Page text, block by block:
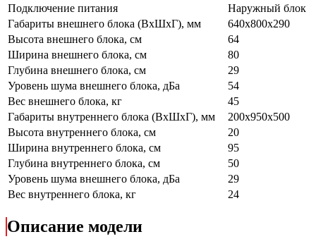
Подключение питания
Наружный блок
Габариты внешнего блока (ВхШхГ), мм
640x800x290
Высота внешнего блока, см
64
Ширина внешнего блока, см
80
Глубина внешнего блока, см
29
Уровень шума внешнего блока, дБа
54
Вес внешнего блока, кг
45
Габариты внутреннего блока (ВхШхГ), мм
200x950x500
Высота внутреннего блока, см
20
Ширина внутреннего блока, см
95
Глубина внутреннего блока, см
50
Уровень шума внешнего блока, дБа
29
Вес внутреннего блока, кг
24
Описание модели